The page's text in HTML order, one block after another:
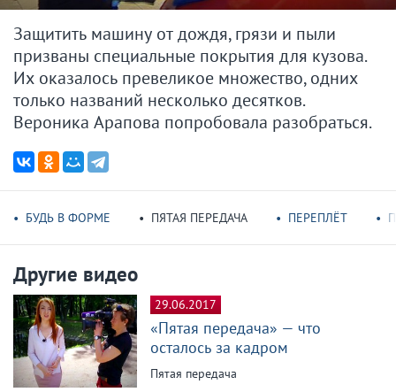
Защитить машину от дождя, грязи и пыли
призваны специальные покрытия для кузова.
Их оказалось превеликое множество, одних
только названий несколько десятков.
Вероника Арапова попробовала разобраться.
БУДЬ В ФОРМЕ ПЯТАЯ ПЕРЕДАЧА ПЕРЕПЛЁТ
Другие видео
29.06.2017
«Пятая передача» — что
осталось за кадром
Пятая передача